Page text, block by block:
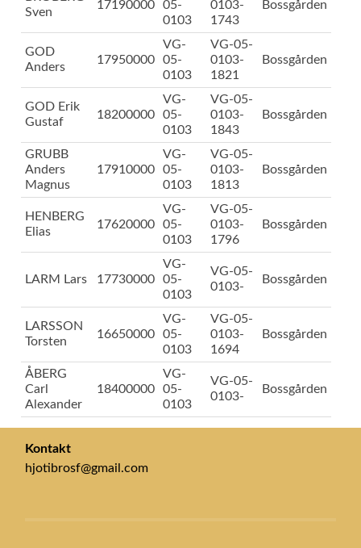
Sven
17190000
05-
0103
0103-
1743
Bossgården
GOD
Anders
17950000
VG-
05-
0103
VG-05-
0103-
1821
Bossgården
GOD Erik
Gustaf
18200000
VG-
05-
0103
VG-05-
0103-
1843
Bossgården
GRUBB
Anders
Magnus
17910000
VG-
05-
0103
VG-05-
0103-
1813
Bossgården
HENBERG
Elias
17620000
VG-
05-
0103
VG-05-
0103-
1796
Bossgården
LARM Lars 17730000
VG-
05-
0103
VG-05-
0103-
Bossgården
LARSSON
Torsten
16650000
VG-
05-
0103
VG-05-
0103-
1694
Bossgården
ÅBERG
Carl
Alexander
18400000
VG-
05-
0103
VG-05-
0103-
Bossgården
Kontakt
hjotibrosf@gmail.com